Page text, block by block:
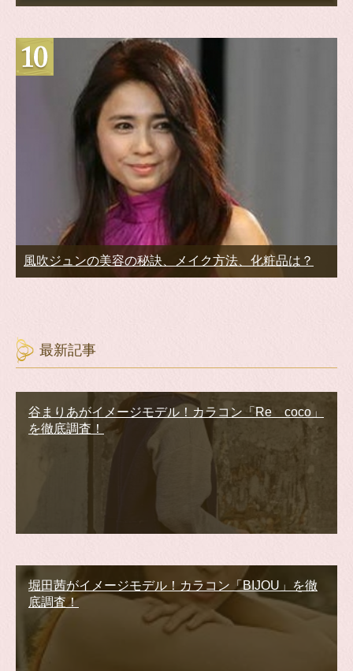
風吹ジュンの美容の秘訣、メイク方法、化粧品は？
最新記事
谷まりあがイメージモデル！カラコン「Re coco」
を徹底調査！
堀田茜がイメージモデル！カラコン「BIJOU」を徹
底調査！